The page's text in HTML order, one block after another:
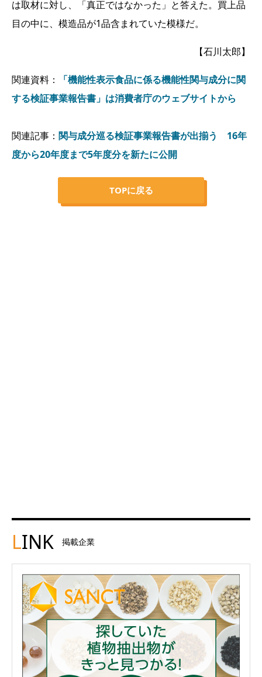
は取材に対し、「真正ではなかった」と答えた。買上品
目の中に、模造品が1品含まれていた模様だ。
【石川太郎】
関連資料：
「機能性表示食品に係る機能性関与成分に関
する検証事業報告書」は消費者庁のウェブサイトから
関連記事： 関与成分巡る検証事業報告書が出揃う 16年
度から20年度まで5年度分を新たに公開
TOPに戻る
LINK 掲載企業